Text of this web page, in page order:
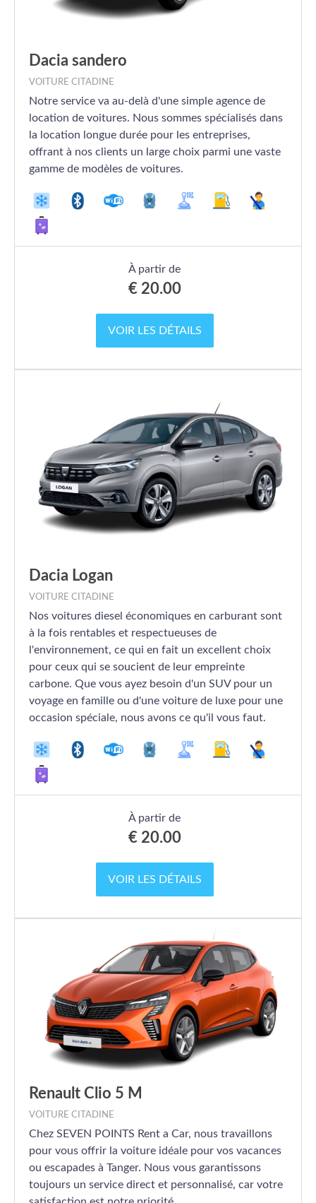
Dacia sandero
VOITURE CITADINE
Notre service va au-delà d'une simple agence de
location de voitures. Nous sommes spécialisés dans
la location longue durée pour les entreprises,
offrant à nos clients un large choix parmi une vaste
gamme de modèles de voitures.
À partir de
€ 20.00
VOIR LES DÉTAILS
Dacia Logan
VOITURE CITADINE
Nos voitures diesel économiques en carburant sont
à la fois rentables et respectueuses de
l'environnement, ce qui en fait un excellent choix
pour ceux qui se soucient de leur empreinte
carbone. Que vous ayez besoin d'un SUV pour un
voyage en famille ou d'une voiture de luxe pour une
occasion spéciale, nous avons ce qu'il vous faut.
À partir de
€ 20.00
VOIR LES DÉTAILS
Renault Clio 5 M
VOITURE CITADINE
Chez SEVEN POINTS Rent a Car, nous travaillons
pour vous offrir la voiture idéale pour vos vacances
ou escapades à Tanger. Nous vous garantissons
toujours un service direct et personnalisé, car votre